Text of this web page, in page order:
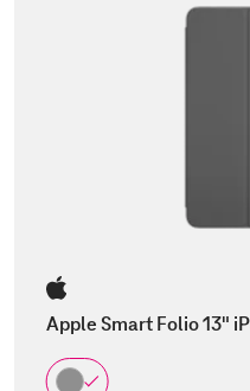
Apple Smart Folio 13"